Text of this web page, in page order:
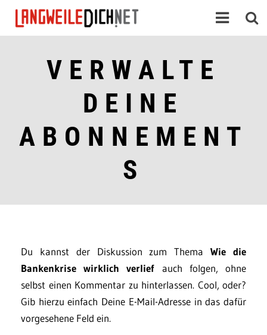
VERWALTE
DEINE
ABONNEMENT
S
Du kannst der Diskussion zum ThemaWie die
Bankenkrise wirklich verlief auch folgen, ohne
selbst einen Kommentar zu hinterlassen. Cool, oder?
Gib hierzu einfach Deine E-Mail-Adresse in das dafür
vorgesehene Feld ein.